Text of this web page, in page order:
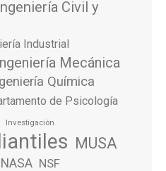
Civil y
Industrial
Mecánica
Química
de Psicología
Investigación
MUSA
NASA NSF